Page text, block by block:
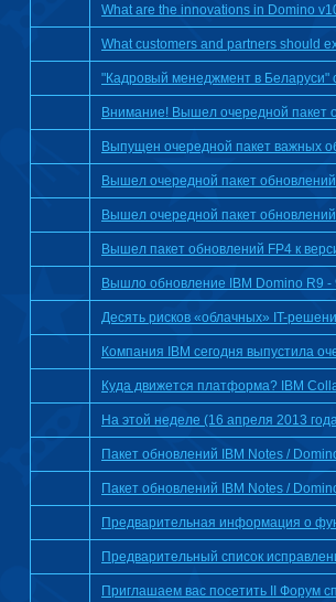
What are the innovations in Domino
What customers and partners should
"Кадровый менеджмент в Беларуси"
Внимание! Вышел очередной пакет
Выпущен очередной пакет важных
Вышел очередной пакет
Вышел очередной пакет
Вышел пакет обновлений FP4 к
Вышло обновление IBM Domino R9 -
Десять рисков «облачных» IT-
Компания IBM сегодня выпустила
Куда движется платформа? IBM
На этой неделе (16 апреля 2013
Пакет обновлений IBM Notes /
Пакет обновлений IBM Notes /
Предварительная информация о
Предварительный список
Приглашаем вас посетить II Форум